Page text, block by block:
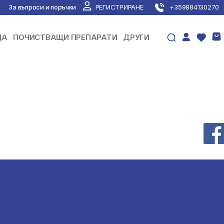
За въпроси и поръчки РЕГИСТРИРАНЕ +359884130270
ПОЧИСТВАЩИ ПРЕПАРАТИ ДРУГИ